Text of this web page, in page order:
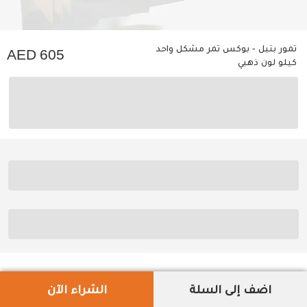
تمور بتيل - بوكس تمر مشكل واحد
كيلو لون ذهبي
605
اضف إلى السلة الشراء الآن